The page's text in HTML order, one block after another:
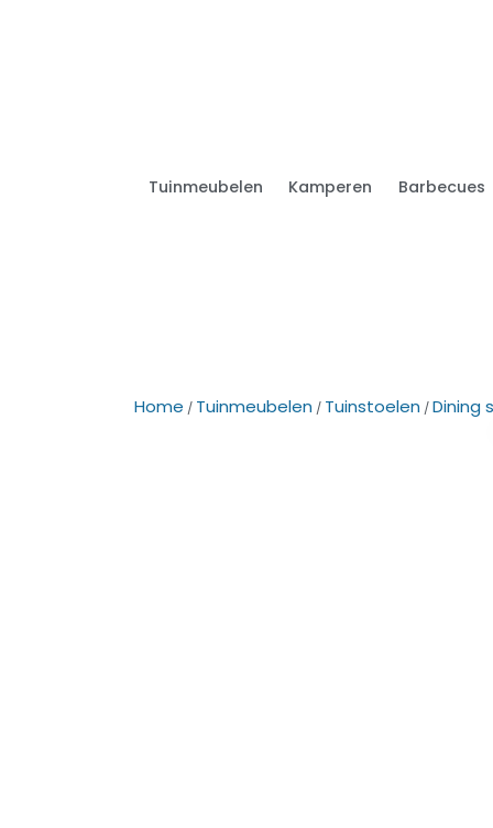
Tuinmeubelen Kamperen Barbecues
Home / Tuinmeubelen / Tuinstoelen /Dining